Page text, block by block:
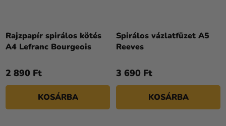
Rajzpapír spirálos kötés
A4 Lefranc Bourgeois
2 890 Ft
KOSÁRBA
Spirálos vázlatfüzet A5
Reeves
3 690 Ft
KOSÁRBA